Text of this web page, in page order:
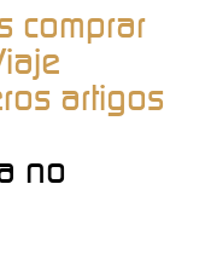
comprar
artigos
no